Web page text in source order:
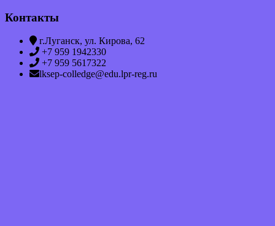
Контакты
г.Луганск, ул. Кирова, 62
+7 959 1942330
+7 959 5617322
lksep-colledge@edu.lpr-reg.ru